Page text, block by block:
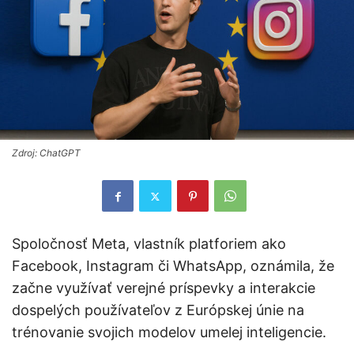
Zdroj: ChatGPT
Spoločnosť Meta, vlastník platforiem ako
Facebook, Instagram či WhatsApp, oznámila, že
začne využívať verejné príspevky a interakcie
dospelých používateľov z Európskej únie na
trénovanie svojich modelov umelej inteligencie.